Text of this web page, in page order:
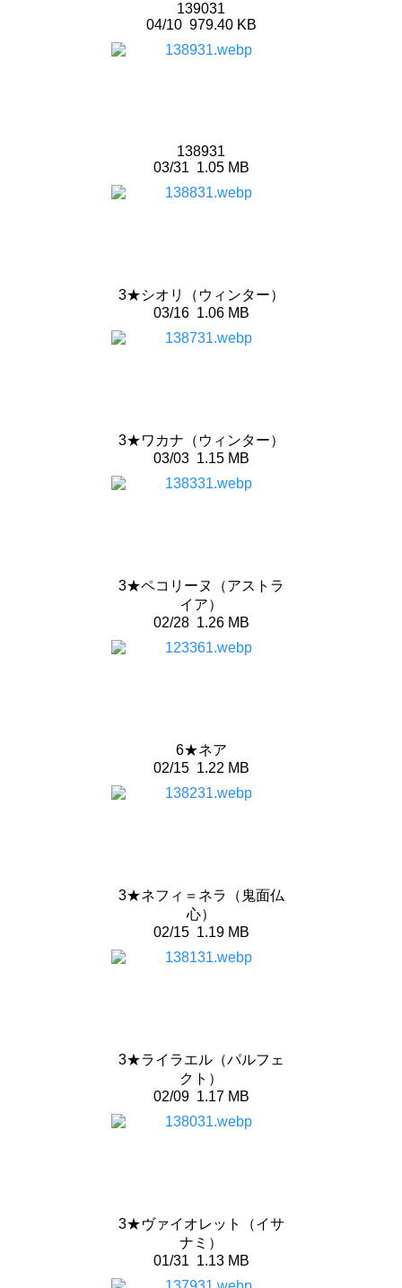
139031
04/10979.40 KB
138931
03/31 1.05 MB
3★シオリ（ウィンター）
03/161.06 MB
3★ワカナ（ウィンター）
03/031.15 MB
3★ペコリーヌ（アストラ
イア）
02/281.26 MB
6★ネア
02/151.22 MB
3★ネフィ＝ネラ（鬼面仏
心）
02/151.19 MB
3★ライラエル（パルフェ
クト）
02/091.17 MB
3★ヴァイオレット（イサ
ナミ）
01/31 1.13 MB